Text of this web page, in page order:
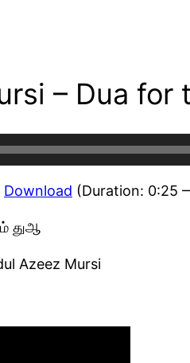
– Dua for
Download (Duration: 0:25
துஆ
Azeez Mursi